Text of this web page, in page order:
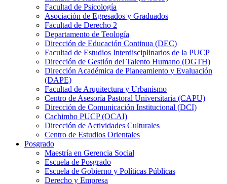
Facultad de Psicología
Asociación de Egresados y Graduados
Facultad de Derecho 2
Departamento de Teología
Dirección de Educación Continua (DEC)
Facultad de Estudios Interdisciplinarios de la PUCP
Dirección de Gestión del Talento Humano (DGTH)
Dirección Académica de Planeamiento y Evaluación
(DAPE)
Facultad de Arquitectura y Urbanismo
Centro de Asesoría Pastoral Universitaria (CAPU)
Dirección de Comunicación Institucional (DCI)
Cachimbo PUCP (OCAI)
Dirección de Actividades Culturales
Centro de Estudios Orientales
Posgrado
Maestría en Gerencia Social
Escuela de Posgrado
Escuela de Gobierno y Políticas Públicas
Derecho y Empresa